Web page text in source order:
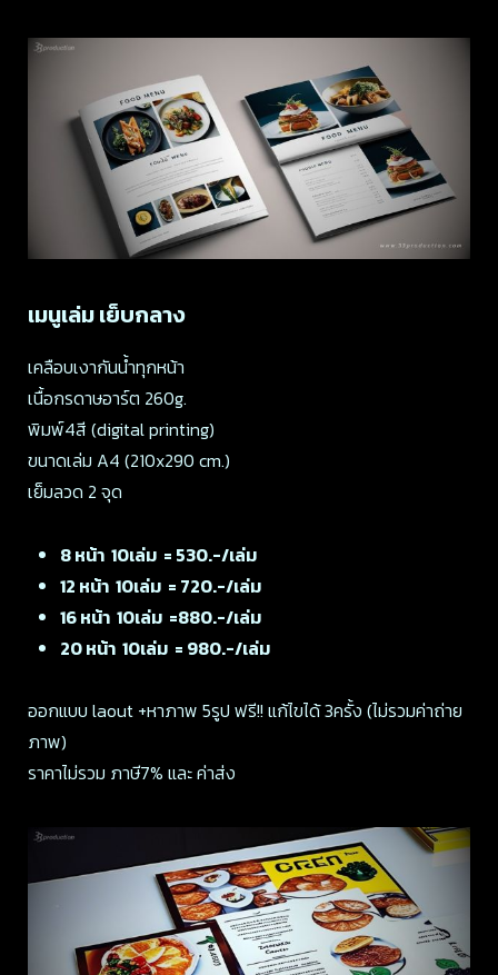
เมนูเล่ม เย็บกลาง
เคลือบเงากันน้ำทุกหน้า
เนื้อกรดาษอาร์ต 260g.
พิมพ์4สี (digital printing)
ขนาดเล่ม A4 (210x290 cm.)
เย็มลวด 2 จุด
8 หน้า 10เล่ม = 530.-/เล่ม
12 หน้า 10เล่ม = 720.-/เล่ม
16 หน้า 10เล่ม =880.-/เล่ม
20 หน้า 10เล่ม = 980.-/เล่ม
ออกแบบ laout +หาภาพ 5รูป ฟรี!! แก้ไขได้ 3ครั้ง (ไม่รวมค่าถ่าย
ภาพ)
ราคาไม่รวม ภาษี7% และ ค่าส่ง